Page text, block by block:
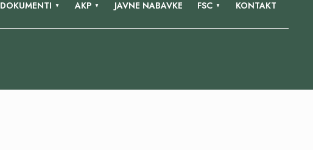
DOKUMENTI AKP JAVNE NABAVKE FSC KONTAKT